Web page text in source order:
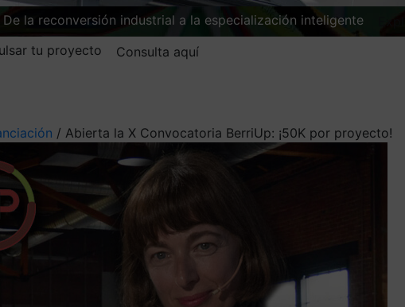
De la reconversión industrial a la especialización inteligente
tu proyecto
Consulta aquí
/ Abierta la X Convocatoria BerriUp: ¡50K por proyecto!